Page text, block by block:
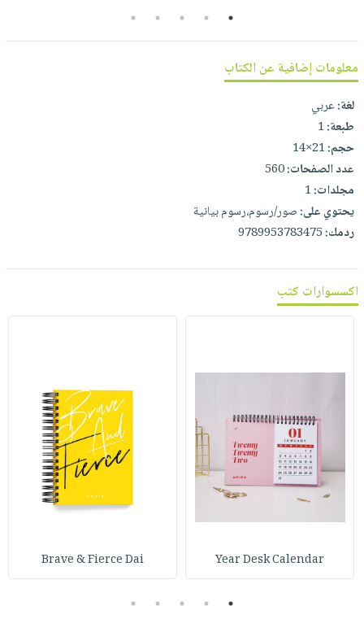
انشر
كتابك
تواصل
معنا
1
2
3
4
5
معلومات إضافية عن الكتاب
لغة:عربي
طبعة:1
حجم:21×14
عدد الصفحات:560
مجلدات:1
يحتوي على:صور/رسوم،رسوم بيانية
ردمك:9789953783475
اكسسوارات كتب
Year Desk Calendar
Brave & Fierce Dai
1
2
3
4
5